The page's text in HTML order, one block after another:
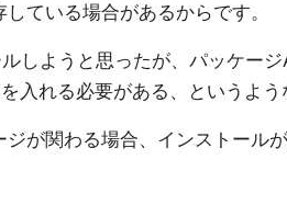
ている場合があるからです。
しようと思ったが、パッケー
入れる必要がある、というよう
が関わる場合、インストール